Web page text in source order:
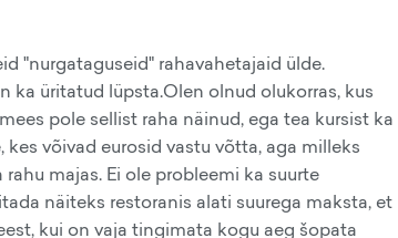
"nurgataguseid" rahavahetajaid ülde.
ka üritatud lüpsta.Olen olnud olukorras, kus
pole sellist raha näinud, ega tea kursist ka
võivad eurosid vastu võtta, aga milleks
majas. Ei ole probleemi ka suurte
näiteks restoranis alati suurega maksta, et
kui on vaja tingimata kogu aeg šopata